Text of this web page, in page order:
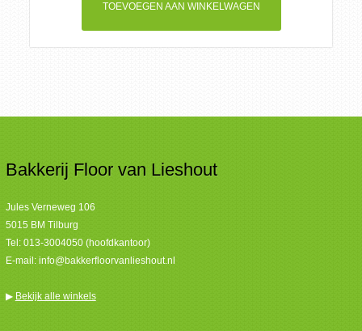
TOEVOEGEN AAN WINKELWAGEN
Bakkerij Floor van Lieshout
Jules Verneweg 106
5015 BM Tilburg
Tel: 013-3004050 (hoofdkantoor)
E-mail: info@bakkerfloorvanlieshout.nl
▶ Bekijk alle winkels